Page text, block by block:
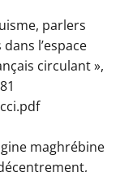
parlers
l’espace
circulant »,
maghrébine